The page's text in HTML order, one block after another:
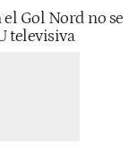
el Gol Nord no se
televisiva